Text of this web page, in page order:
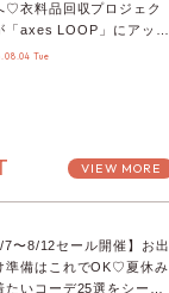
チェック◎
♡衣料品回収プロジェク
「axes LOOP」にアップ
ト！活用するとポイント
Tue
VIEW MORE
7〜8/12セール開催】お出
準備はこれでOK♡夏休み
たいコーデ25選をシーン